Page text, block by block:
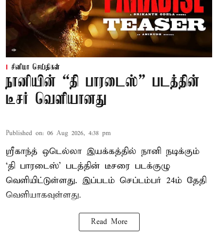
சினிமா செய்திகள்
நானியின் “தி பாரடைஸ்” படத்தின்
டீசர் வெளியானது
Published on: 06 Aug 2026, 4:38 pm
ஸ்ரீகாந்த் ஒடெல்லா இயக்கத்தில் நானி நடிக்கும்
‘தி பாரடைஸ்’ படத்தின் டீசரை படக்குழு
வெளியிட்டுள்ளது. இப்படம் செப்டம்பர் 24ம் தேதி
வெளியாகவுள்ளது.
Read More